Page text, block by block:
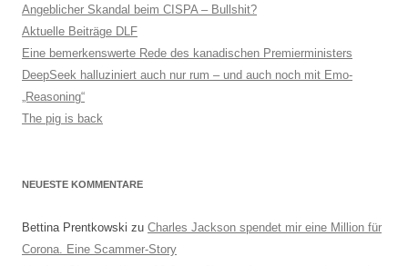
Angeblicher Skandal beim CISPA – Bullshit?
Aktuelle Beiträge DLF
Eine bemerkenswerte Rede des kanadischen Premierministers
DeepSeek halluziniert auch nur rum – und auch noch mit Emo-
„Reasoning“
The pig is back
NEUESTE KOMMENTARE
Bettina Prentkowski zu Charles Jackson spendet mir eine Million für
Corona. Eine Scammer-Story